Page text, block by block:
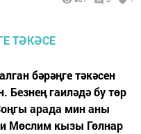
бәрәңге тәкәсен
гаиләдә бу төр
арада мин аны
Мөслим кызы Гөлнар